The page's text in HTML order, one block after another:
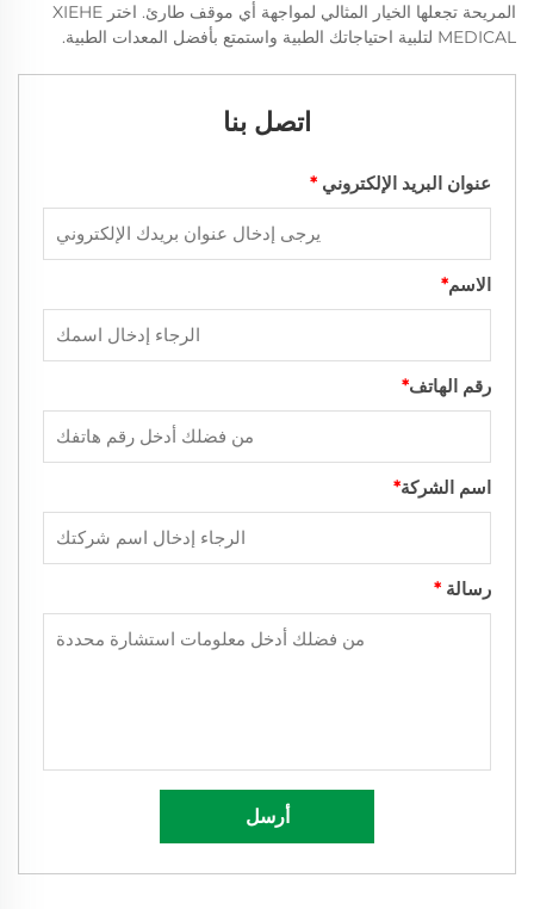
المريحة تجعلها الخيار المثالي لمواجهة أي موقف طارئ. اختر XIEHE
MEDICAL لتلبية احتياجاتك الطبية واستمتع بأفضل المعدات الطبية.
اتصل بنا
عنوان البريد الإلكتروني *
الاسم*
رقم الهاتف*
اسم الشركة*
رسالة *
أرسل